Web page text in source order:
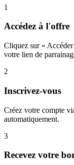
1
Accédez à l'offre
Cliquez sur «
votre lien de
2
Inscrivez-vous
Créez votre compte
automatiquement.
3
Recevez votre